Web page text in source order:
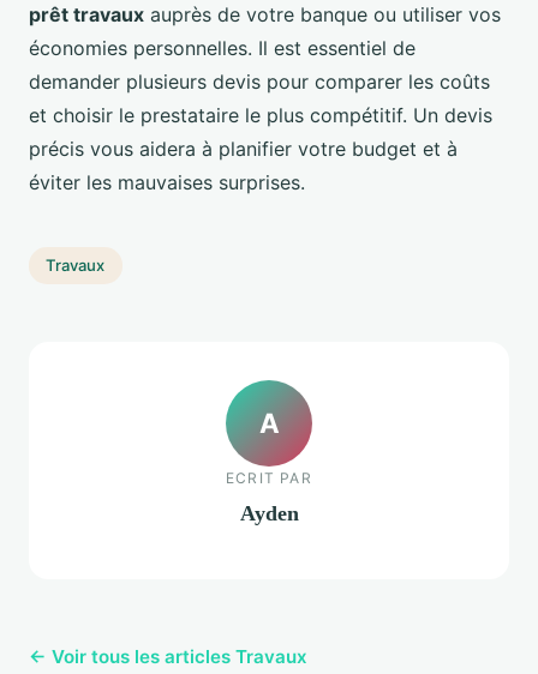
prêt travaux auprès de votre banque ou utiliser vos
économies personnelles. Il est essentiel de
demander plusieurs devis pour comparer les coûts
et choisir le prestataire le plus compétitif. Un devis
précis vous aidera à planifier votre budget et à
éviter les mauvaises surprises.
Travaux
A
ECRIT PAR
Ayden
← Voir tous les articles Travaux